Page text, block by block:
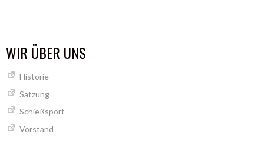
WIR ÜBER UNS
Historie
Satzung
Schießsport
Vorstand